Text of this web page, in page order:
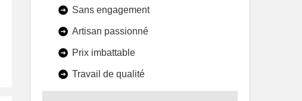
Sans engagement
Artisan passionné
Prix imbattable
Travail de qualité